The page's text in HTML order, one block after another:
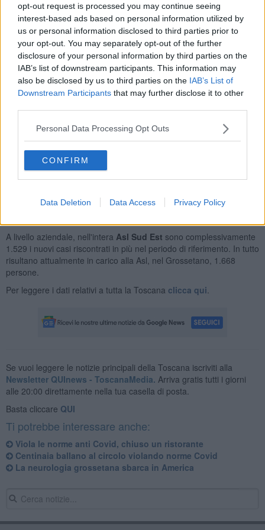
opt-out request is processed you may continue seeing
interest-based ads based on personal information utilized by
us or personal information disclosed to third parties prior to
your opt-out. You may separately opt-out of the further
disclosure of your personal information by third parties on the
IAB’s list of downstream participants. This information may
also be disclosed by us to third parties on the IAB’s List of
Downstream Participants that may further disclose it to other
Personal Data Processing Opt Outs
CONFIRM
Data Deletion Data Access Privacy Policy
Si registrano2 ulteriori decessi , relativi a una donna di 72 anni e
a un uomo di 82 anni, entrambi deceduti presso l'ospedale
Misericordia di Grosseto.
I numeri arrivano col bollettino emesso quotidianamente dallaAsl
64 anni, 32 fra 65 e 79 anni e 19 over 80. In 3 casi il dato non
risulta disponibile. Sono invece 85 i nuoviguariti.
Quanto airicoveri, poi, attualmente all'ospedale Misericordia di
Grosseto sono accolti complessivamente
reparto di degenza (circa l'80% non vaccinati, circa il 20% vaccinati
con 1 dose o con 2 dosi da più di 120 giorni) e 7 in terapia intensiva
(circa l'85% non vaccinati, circa il 15% vaccinati con 1 dose o con 2
A livello aziendale, nell'intera Asl Sud Est sono complessivamente
1.529 i nuovi casi riscontrati in più nel periodo di riferimento. In tutto
risultano attualmente in carico alla Asl, nel Grossetano, 1.668
persone.
Per leggere i dati relativi a tutta la Toscana clicca qui
Se vuoi leggere le notizie principali della Toscana iscriviti alla
Newsletter QUInews - ToscanaMedia. Arriva gratis tutti i giorni
alle 20:00 direttamente nella tua casella di posta.
Basta cliccare QUI
Ti potrebbe interessare anche:
Viola le norme anti Covid, chiuso un ristorante
Centinaia ballano al circolo violando norme Covid
La neurologia grossetana sbarca in America